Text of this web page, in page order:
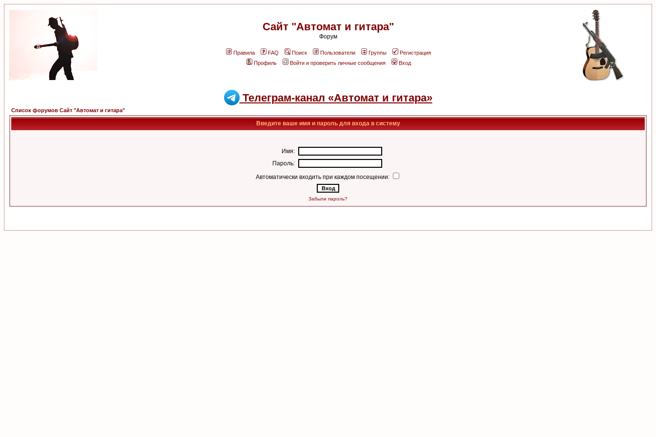
Сайт "Автомат и гитара"
Форум
Правила FAQ Поиск Пользователи Группы
Регистрация
Профиль
Войти и проверить личные сообщения Вход
Телеграм-канал «Автомат и гитара»
Список форумов Сайт "Автомат и гитара"
Введите ваше имя и пароль для входа в систему
Имя:
Пароль:
Автоматически входить при каждом посещении:
Забыли пароль?